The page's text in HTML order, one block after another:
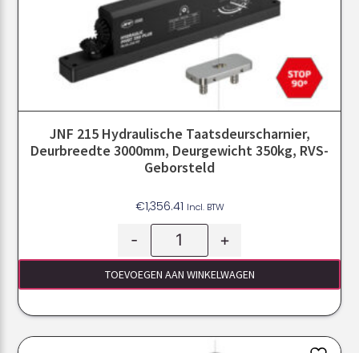
JNF 215 Hydraulische Taatsdeurscharnier,
Deurbreedte 3000mm, Deurgewicht 350kg, RVS-
Geborsteld
€1,356.41 Incl. BTW
- +
TOEVOEGEN AAN WINKELWAGEN